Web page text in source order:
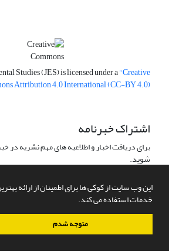
این وب سایت از کوکی ها برای اطمینان از ارائه
خدمات استفاده می کند.
متوجه شدم
Studies (JES) is licensed under a"Creative
Attribution 4.0 International (CC-BY 4.0)"
اشتراک خبرنامه
برای دریافت اخبار و اطلاعیه های مهم نشریه در
شوید.
سامانه مدیریت نشریات علمی.طراحی و پیاده